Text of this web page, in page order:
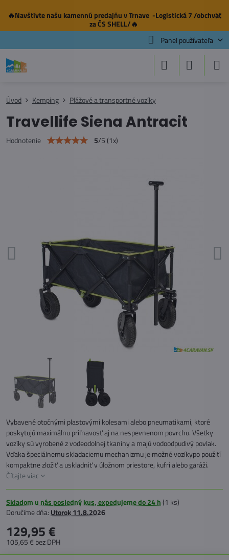
✕
🔥Navštívte našu kamennú predajňuv Trnave -Logistická 7 /obchvat
za ČS SHELL/🔥
Panel používateľa
Úvod Kemping Plážové a transportné vozíky
Travellife Siena Antracit
Hodnotenie 5/5(1x)
Vybavené otočnými plastovými kolesami alebo pneumatikami, ktoré
poskytujú maximálnu priľnavosť aj na nespevnenom povrchu. Všetky
vozíky sú vyrobené z vodeodolnej tkaniny a majú vodoodpudivý povlak.
Vďaka špeciálnemu skladaciemu mechanizmu je možné vozíkypo použití
kompaktne zložiť a uskladniť v úložnom priestore, kufri alebo garáži.
Čítajte viac
Skladom u nás posledný kus, expedujeme do 24 h(1 ks)
Doručíme dňa: Utorok11.8.2026
129,95 €
105,65 € bez DPH